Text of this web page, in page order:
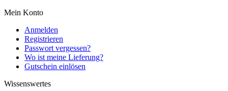
Mein Konto
Anmelden
Registrieren
Passwort vergessen?
Wo ist meine Lieferung?
Gutschein einlösen
Wissenswertes